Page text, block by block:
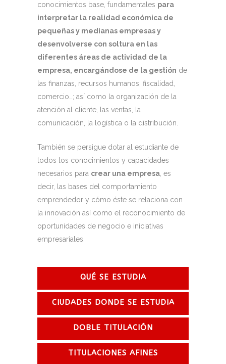
conocimientos base, fundamentales para
interpretar la realidad económica de
pequeñas y medianas empresas y
desenvolverse con soltura en las
diferentes áreas de actividad de la
empresa, encargándose de la gestión de
las finanzas, recursos humanos, fiscalidad,
comercio…; así como la organización de la
atención al cliente, las ventas, la
comunicación, la logística o la distribución.
También se persigue dotar al estudiante de
todos los conocimientos y capacidades
necesarios para crear una empresa , es
decir, las bases del comportamiento
emprendedor y cómo éste se relaciona con
la innovación así como el reconocimiento de
oportunidades de negocio e iniciativas
empresariales.
QUÉ SE ESTUDIA
CIUDADES DONDE SE ESTUDIA
DOBLE TITULACIÓN
TITULACIONES AFINES